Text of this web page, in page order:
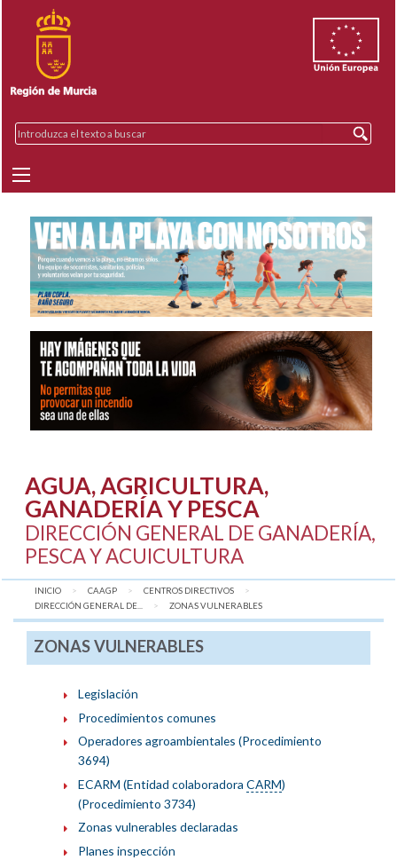
AGUA, AGRICULTURA,
GANADERÍA Y PESCA
DIRECCIÓN GENERAL DE GANADERÍA,
PESCA Y ACUICULTURA
INICIO CAAGP
CENTROS DIRECTIVOS
DIRECCIÓN GENERAL DE...
AQUÍ:
ZONAS VULNERABLES
ZONAS VULNERABLES
Legislación
Procedimientos comunes
Operadores agroambientales (Procedimiento
3694)
ECARM (Entidad colaboradora CARM)
(Procedimiento 3734)
Zonas vulnerables declaradas
Planes inspección